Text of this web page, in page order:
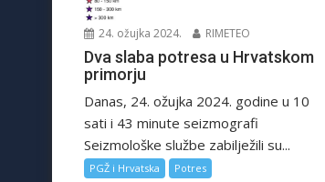
24. ožujka 2024. RIMETEO
Dva slaba potresa u Hrvatskom
primorju
Danas, 24. ožujka 2024. godine u 10
sati i 43 minute seizmografi
Seizmološke službe zabilježili su...
PGŽ i Hrvatska Potres